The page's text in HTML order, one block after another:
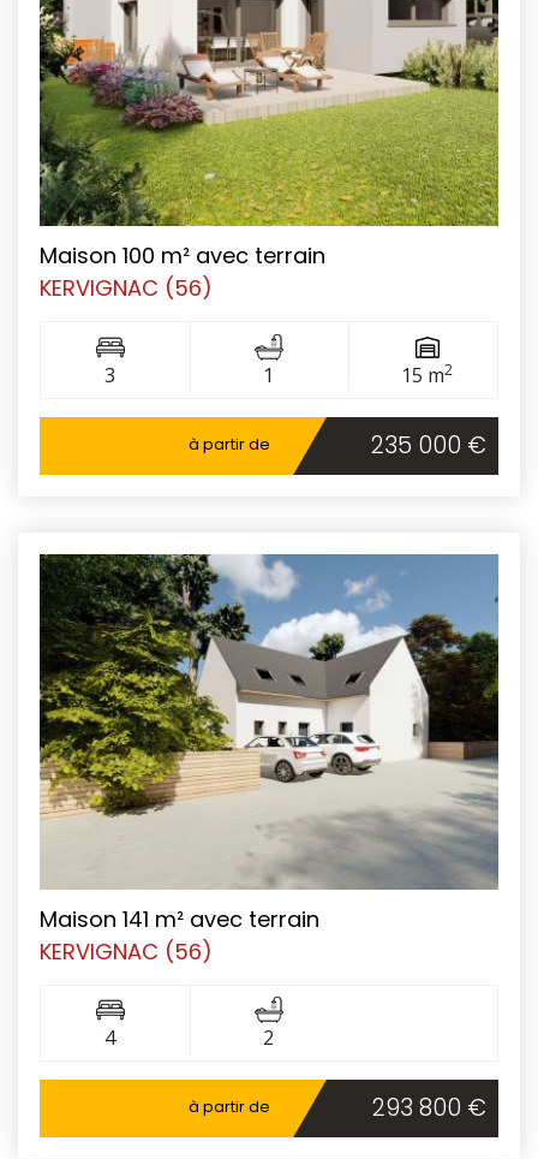
Maison 100 m² avec terrain
KERVIGNAC (56)
3 1 15 m2
à partir de 235 000 €
Maison 141 m² avec terrain
KERVIGNAC (56)
4 2
à partir de 293 800 €